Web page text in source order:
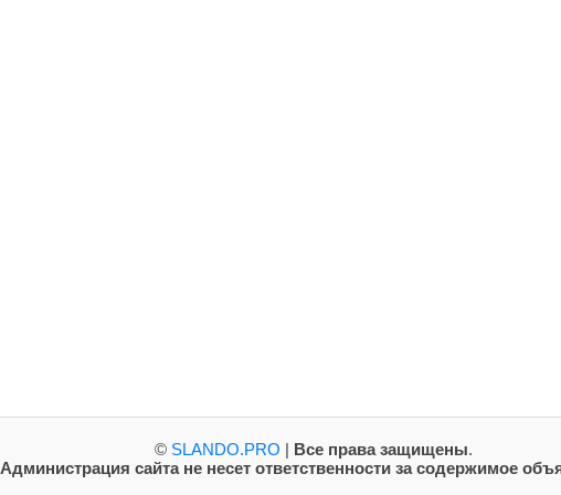
© SLANDO.PRO | Все права защищены.
Администрация сайта не несет ответственности за содержимое